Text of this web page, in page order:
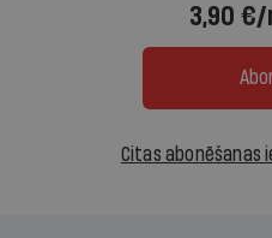
3,90
Citas abonēšanas